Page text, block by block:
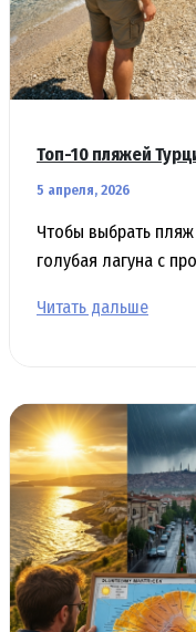
Топ-10 пляжей
5 апреля, 2026
Чтобы выбрать пляж
голубая лагуна с
Топ-10
чище
вода
и
что
выбрать
—
песок
или
Читать дальше